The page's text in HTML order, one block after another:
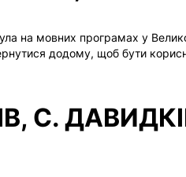
на мовних програмах у
додому, щоб бути
С.
Компанія
ВАКАНСІЇ